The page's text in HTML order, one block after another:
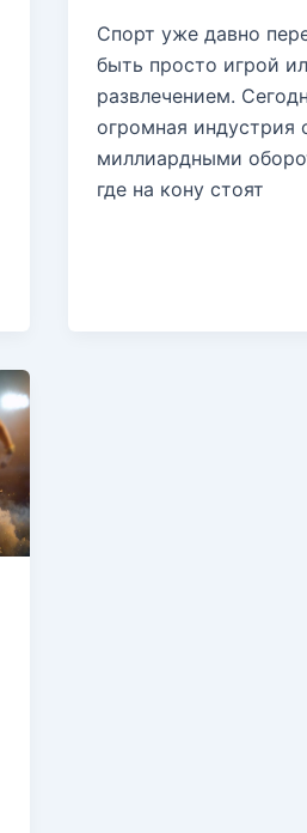
Спорт уже давно
быть просто игрой
развлечением.
огромная индустрия
миллиардными
где на кону стоят